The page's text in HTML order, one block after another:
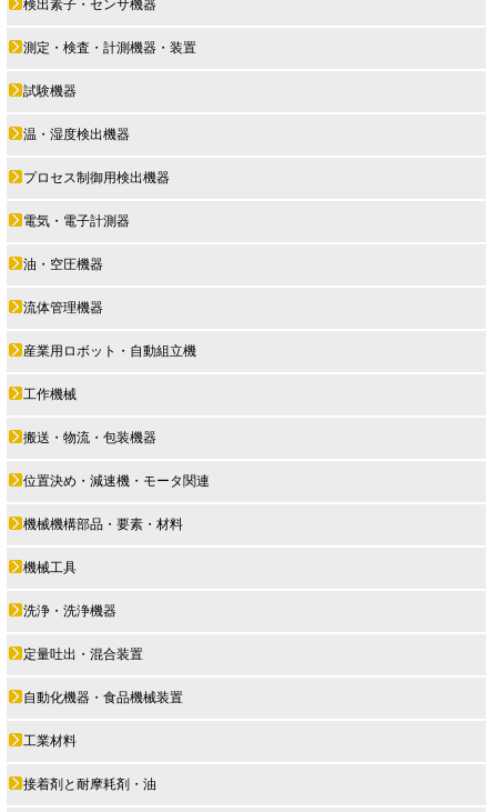
検出素子・センサ機器
測定・検査・計測機器・装置
試験機器
温・湿度検出機器
プロセス制御用検出機器
電気・電子計測器
油・空圧機器
流体管理機器
産業用ロボット・自動組立機
工作機械
搬送・物流・包装機器
位置決め・減速機・モータ関連
機械機構部品・要素・材料
機械工具
洗浄・洗浄機器
定量吐出・混合装置
自動化機器・食品機械装置
工業材料
接着剤と耐摩耗剤・油